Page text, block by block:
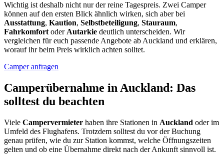
Wichtig ist deshalb nicht nur der reine Tagespreis. Zwei Camper
können auf den ersten Blick ähnlich wirken, sich aber bei
Ausstattung, Kaution, Selbstbeteiligung, Stauraum,
Fahrkomfort oder Autarkie deutlich unterscheiden. Wir
vergleichen für euch passende Angebote ab Auckland und erklären,
worauf ihr beim Preis wirklich achten solltet.
Camper anfragen
Camperübernahme in Auckland: Das
solltest du beachten
Viele Campervermieter haben ihre Stationen in Auckland oder im
Umfeld des Flughafens. Trotzdem solltest du vor der Buchung
genau prüfen, wie du zur Station kommst, welche Öffnungszeiten
gelten und ob eine Übernahme direkt nach der Ankunft sinnvoll ist.